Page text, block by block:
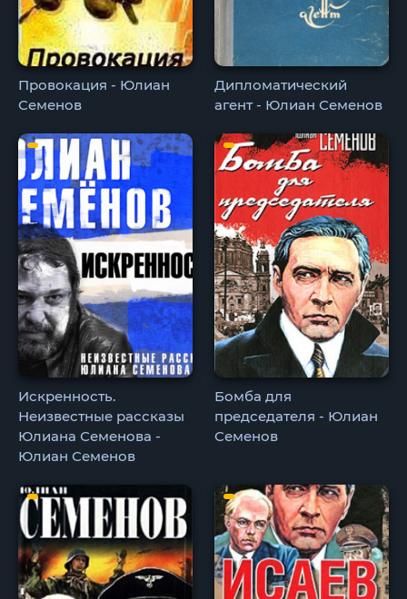
Провокация - Юлиан
Семенов
Дипломатический
агент - Юлиан Семенов
Искренность.
Неизвестные рассказы
Юлиана Семенова -
Юлиан Семенов
Бомба для
председателя - Юлиан
Семенов